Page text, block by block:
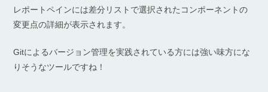
レポートペインには差分リストで選択されたコンポーネントの
変更点の詳細が表示されます。
Gitによるバージョン管理を実践されている方には強い味方にな
りそうなツールですね！